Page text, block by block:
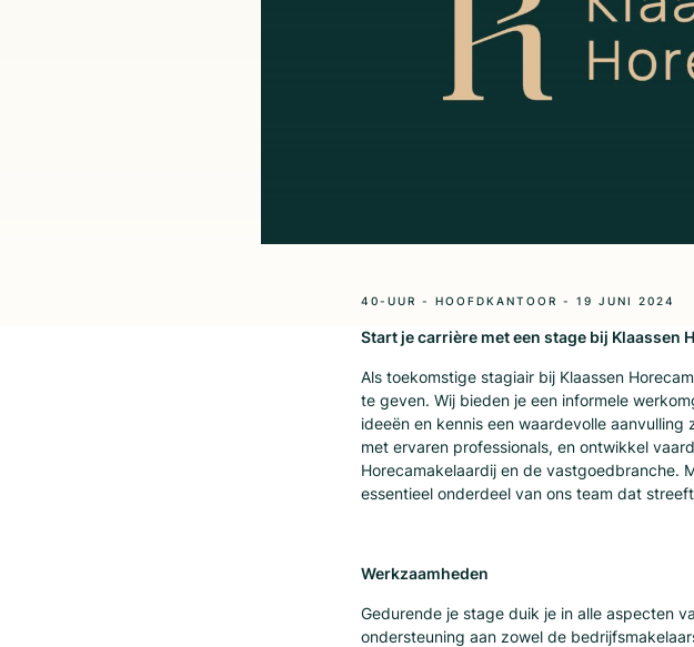
40-UUR - HOOFDKANTOOR - 19 JUNI 2024
Start je carrière met een stage bij Klaassen
Als toekomstige stagiair bij Klaassen
te geven. Wij bieden je een informele
ideeën en kennis een waardevolle
met ervaren professionals, en ontwikkel
Horecamakelaardij en de vastgoedbranche.
essentieel onderdeel van ons team dat
Werkzaamheden
Gedurende je stage duik je in alle aspecten
ondersteuning aan zowel de